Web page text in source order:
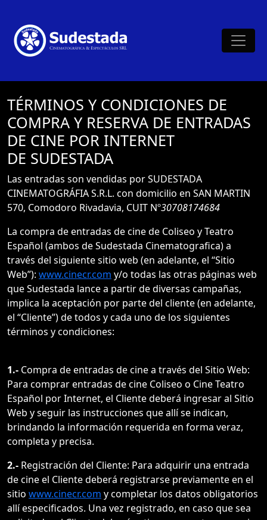
TÉRMINOS Y CONDICIONES DE
COMPRA Y RESERVA DE ENTRADAS
DE CINE POR INTERNET
DE SUDESTADA
Las entradas son vendidas por SUDESTADA
CINEMATOGRÁFIA S.R.L. con domicilio en SAN MARTIN
570, Comodoro Rivadavia, CUIT Nº30708174684
La compra de entradas de cine de Coliseo y Teatro
Español (ambos de Sudestada Cinematografica) a
través del siguiente sitio web (en adelante, el “Sitio
Web”): www.cinecr.com y/o todas las otras páginas web
que Sudestada lance a partir de diversas campañas,
implica la aceptación por parte del cliente (en adelante,
el “Cliente”) de todos y cada uno de los siguientes
términos y condiciones:
1.- Compra de entradas de cine a través del Sitio Web:
Para comprar entradas de cine Coliseo o Cine Teatro
Español por Internet, el Cliente deberá ingresar al Sitio
Web y seguir las instrucciones que allí se indican,
brindando la información requerida en forma veraz,
completa y precisa.
2.- Registración del Cliente: Para adquirir una entrada
de cine el Cliente deberá registrarse previamente en el
sitio www.cinecr.com y completar los datos obligatorios
allí especificados. Una vez registrado, en caso que sea